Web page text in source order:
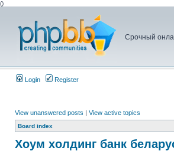
()
Срочный
Login Register
View unanswered posts | View active topics
Board index
Хоум холдинг банк